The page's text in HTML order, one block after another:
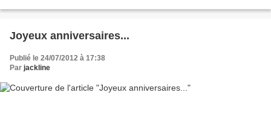
Joyeux anniversaires...
Publié le 24/07/2012 à 17:38
Par jackline